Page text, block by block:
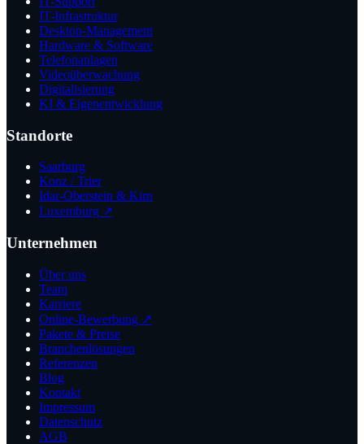
IT-Infrastruktur
Desktop-Management
Hardware & Software
Telefonanlagen
Videoüberwachung
Digitalisierung
KI & Eigenentwicklung
Standorte
Saarburg
Konz / Trier
Idar-Oberstein & Kirn
Luxemburg ↗
Unternehmen
Über uns
Team
Karriere
Online-Bewerbung ↗
Pakete & Preise
Branchenlösungen
Referenzen
Blog
Kontakt
Impressum
Datenschutz
AGB